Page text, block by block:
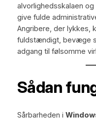
alvorlighedsskalaen
give fulde
Angribere, der lykkes,
fuldstændigt, bevæge
adgang til følsomme
Sådan
Sårbarheden i